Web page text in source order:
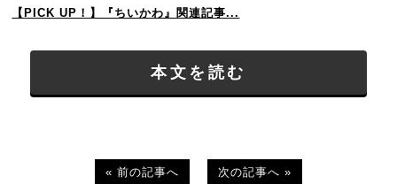
【PICK UP！】『ちいかわ』関連記事...
本文を読む
« 前の記事へ 次の記事へ »